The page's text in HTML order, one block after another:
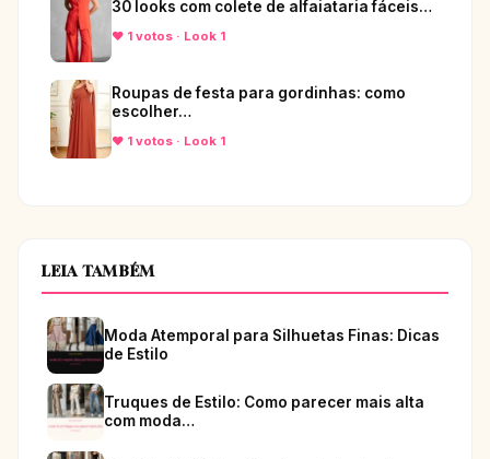
30 looks com colete de alfaiataria fáceis…
♥ 1 votos · Look 1
Roupas de festa para gordinhas: como
escolher…
♥ 1 votos · Look 1
LEIA TAMBÉM
Moda Atemporal para Silhuetas Finas: Dicas
de Estilo
Truques de Estilo: Como parecer mais alta
com moda…